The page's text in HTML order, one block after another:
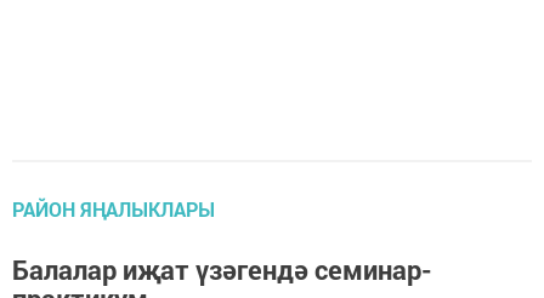
РАЙОН ЯҢАЛЫКЛАРЫ
Балалар иҗат үзәгендә семинар-